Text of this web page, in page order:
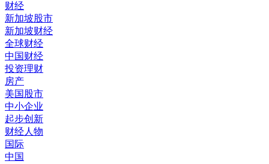
财经
新加坡股市
新加坡财经
全球财经
中国财经
投资理财
房产
美国股市
中小企业
起步创新
财经人物
国际
中国